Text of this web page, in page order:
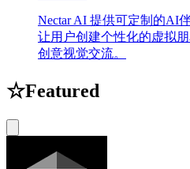
Nectar AI 提供可定制的AI
让用户创建个性化的虚拟
创意视觉交流。
☆Featured